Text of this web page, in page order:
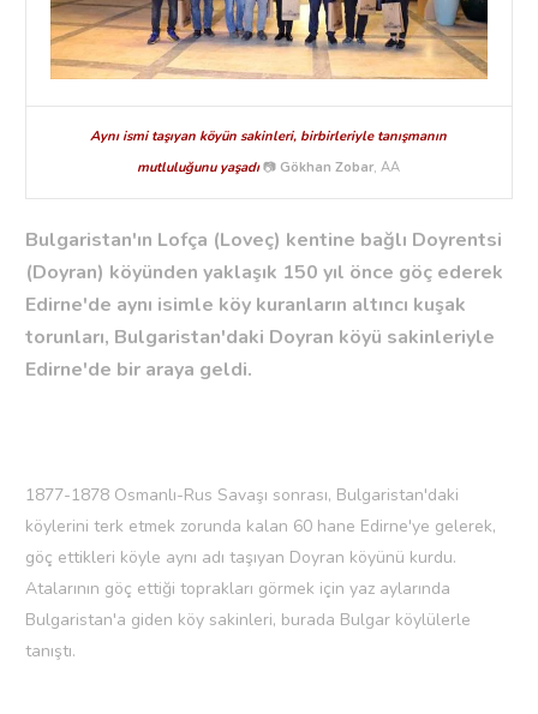
Aynı ismi taşıyan köyün sakinleri, birbirleriyle tanışmanın
mutluluğunu yaşadı📷 Gökhan Zobar, AA
Bulgaristan'ın Lofça (Loveç) kentine bağlı Doyrentsi
(Doyran) köyünden yaklaşık 150 yıl önce göç ederek
Edirne'de aynı isimle köy kuranların altıncı kuşak
torunları, Bulgaristan'daki Doyran köyü sakinleriyle
Edirne'de bir araya geldi.
1877-1878 Osmanlı-Rus Savaşı sonrası, Bulgaristan'daki
köylerini terk etmek zorunda kalan 60 hane Edirne'ye gelerek,
göç ettikleri köyle aynı adı taşıyan Doyran köyünü kurdu.
Atalarının göç ettiği toprakları görmek için yaz aylarında
Bulgaristan'a giden köy sakinleri, burada Bulgar köylülerle
tanıştı.